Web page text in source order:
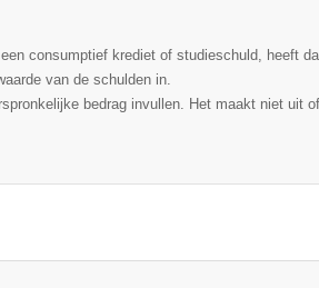
consumptief krediet of studieschuld, heeft
van de schulden in.
bedrag invullen. Het maakt niet uit